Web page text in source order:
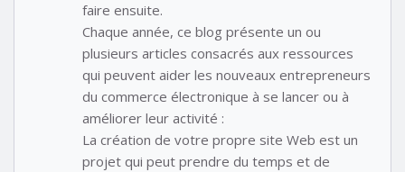
faire ensuite.
Chaque année, ce blog présente un ou
plusieurs articles consacrés aux ressources
qui peuvent aider les nouveaux entrepreneurs
du commerce électronique à se lancer ou à
améliorer leur activité :
La création de votre propre site Web est un
projet qui peut prendre du temps et de